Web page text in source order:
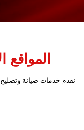
المواقع
نقدم خدمات صيانة وتصليح